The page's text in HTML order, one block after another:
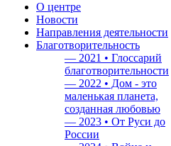
О центре
Новости
Направления деятельности
Благотворительность
— 2021 • Глоссарий
благотворительности
— 2022 • Дом - это
маленькая планета,
созданная любовью
— 2023 • От Руси до
России